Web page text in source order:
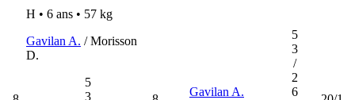
H • 6 ans • 57 kg
Gavilan A. / Morisson
D.
5
3
Gavilan A.
5
3
/
2
6